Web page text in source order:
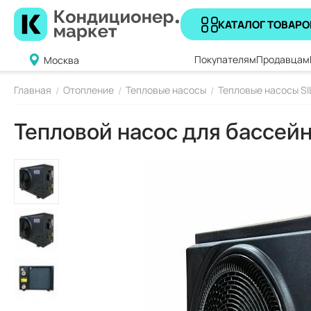
КАТАЛОГ
Москва ПокупателямПродавцам
Главная / Отопление / Тепловые насосы / Тепловые насосы
Тепловой насос для